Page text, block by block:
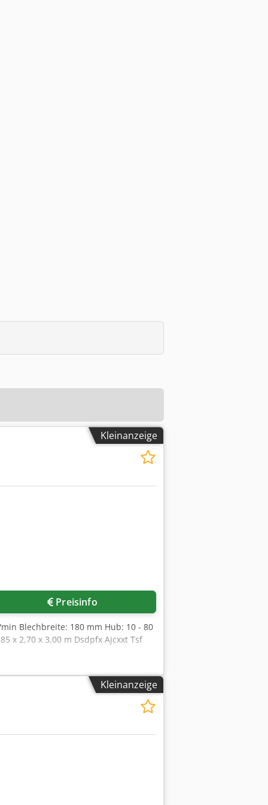
Kleinanzeige
Preisinfo
Blechbreite: 180 mm Hub: 10 - 80
x 2,70 x 3,00 m Dsdpfx Ajcxxt Tsf
Kleinanzeige